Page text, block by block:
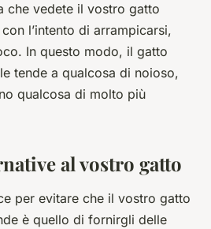
che vedete il vostro gatto
l’intento di arrampicarsi,
In questo modo, il gatto
tende a qualcosa di noioso,
qualcosa di molto più
al vostro gatto
per evitare che il vostro gatto
è quello di fornirgli delle